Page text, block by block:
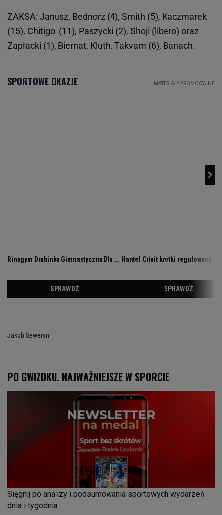
ZAKSA: Janusz, Bednorz (4), Smith (5), Kaczmarek
(15), Chitigoi (11), Paszycki (2), Shoji (libero) oraz
Zapłacki (1), Biernat, Kluth, Takvam (6), Banach.
Jakub Seweryn